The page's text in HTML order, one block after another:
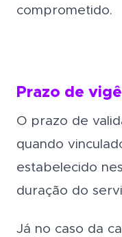
comprometido.
Prazo de
O prazo de
quando
estabelecido
duração do
Já no caso da